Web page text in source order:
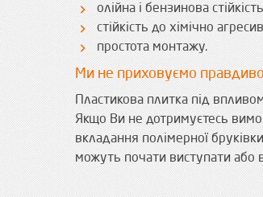
олійна і бензинова
стійкість до хімічно
простота монтажу.
Ми не приховуємо
Пластикова плитка під
Якщо Ви не дотримуєтесь
вкладання полімерної
можуть почати виступати або